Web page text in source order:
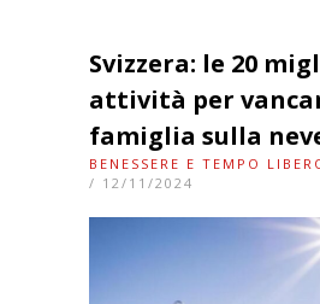
Svizzera: le 20
attività per
famiglia sulla
BENESSERE E TEMPO
/ 12/11/2024